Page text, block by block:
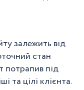
залежить від
стан
потрапив під
та цілі клієнта.